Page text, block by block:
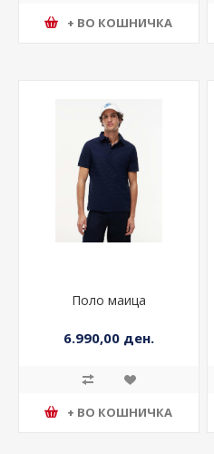
+ ВО КОШНИЧКА
Поло маица
6.990,00 ден.
+ ВО КОШНИЧКА